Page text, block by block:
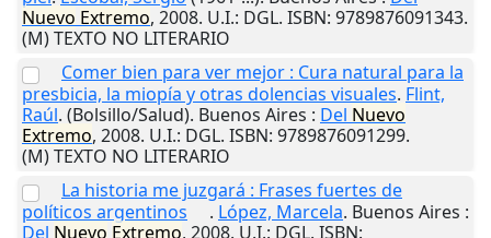
Nuevo Extremo, 2008. U.I.: DGL. ISBN: 9789876091343.
(M) TEXTO NO LITERARIO
Comer bien para ver mejor : Cura natural para la
presbicia, la miopía y otras dolencias visuales. Flint,
Raúl. (Bolsillo/Salud). Buenos Aires : Del Nuevo
Extremo, 2008. U.I.: DGL. ISBN: 9789876091299.
(M) TEXTO NO LITERARIO
La historia me juzgará : Frases fuertes de
políticos argentinos
. López, Marcela. Buenos Aires :
Del Nuevo Extremo, 2008. U.I.: DGL. ISBN: